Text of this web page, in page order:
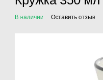
В наличии Оставить отзыв